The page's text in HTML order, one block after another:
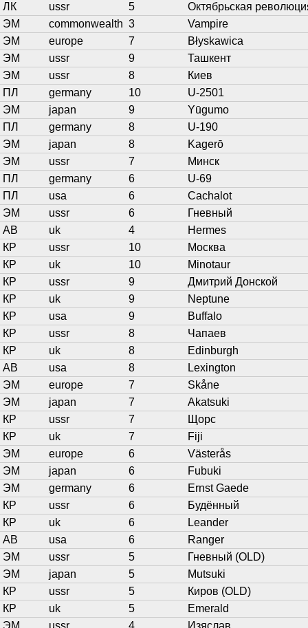
ЛК
ussr 5
Октябрьская
ЭМ
commonwealth 3
Vampire
ЭМ
europe 7
Błyskawica
ЭМ
ussr 9
Ташкент
ЭМ
ussr 8
Киев
ПЛ
germany 10
U-2501
ЭМ
japan 9
Yūgumo
ПЛ
germany 8
U-190
ЭМ
japan 8
Kagerō
ЭМ
ussr 7
Минск
ПЛ
germany 6
U-69
ПЛ
usa 6
Cachalot
ЭМ
ussr 6
Гневный
АВ
uk 4
Hermes
КР
ussr 10
Москва
КР
uk 10
Minotaur
КР
ussr 9
Дмитрий Донской
КР
uk 9
Neptune
КР
usa 9
Buffalo
КР
ussr 8
Чапаев
КР
uk 8
Edinburgh
АВ
usa 8
Lexington
ЭМ
europe 7
Skåne
ЭМ
japan 7
Akatsuki
КР
ussr 7
Щорс
КР
uk 7
Fiji
ЭМ
europe 6
Västerås
ЭМ
japan 6
Fubuki
ЭМ
germany 6
Ernst Gaede
КР
ussr 6
Будённый
КР
uk 6
Leander
АВ
usa 6
Ranger
ЭМ
ussr 5
Гневный (OLD)
ЭМ
japan 5
Mutsuki
КР
ussr 5
Киров (OLD)
КР
uk 5
Emerald
ЭМ
ussr 4
Изяслав